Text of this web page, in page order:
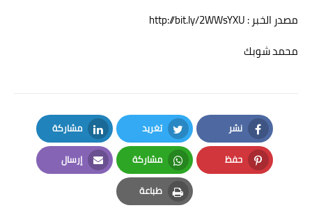
مصدر الخبر : http://bit.ly/2WWsYXU
محمد شوبك
نشر
Facebook
تغريد
Twitter
مشاركة
LinkedIn
حفظ
Pinterest
مشاركة
Whatsapp
إرسال
Email
طباعة
Print